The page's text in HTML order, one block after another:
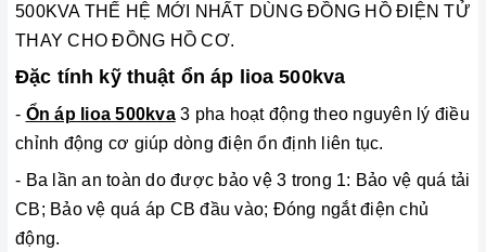
500KVA THẾ HỆ MỚI NHẤT DÙNG ĐỒNG HỒ ĐIỆN TỬ
THAY CHO ĐỒNG HỒ CƠ.
Đặc tính kỹ thuật ổn áp lioa 500kva
- Ổn áp lioa 500kva3 pha hoạt động theo nguyên lý điều
chỉnh động cơ giúp dòng điện ổn định liên tục.
- Ba lần an toàn do được bảo vệ 3 trong 1: Bảo vệ quá tải
CB; Bảo vệ quá áp CB đầu vào; Đóng ngắt điện chủ
động.